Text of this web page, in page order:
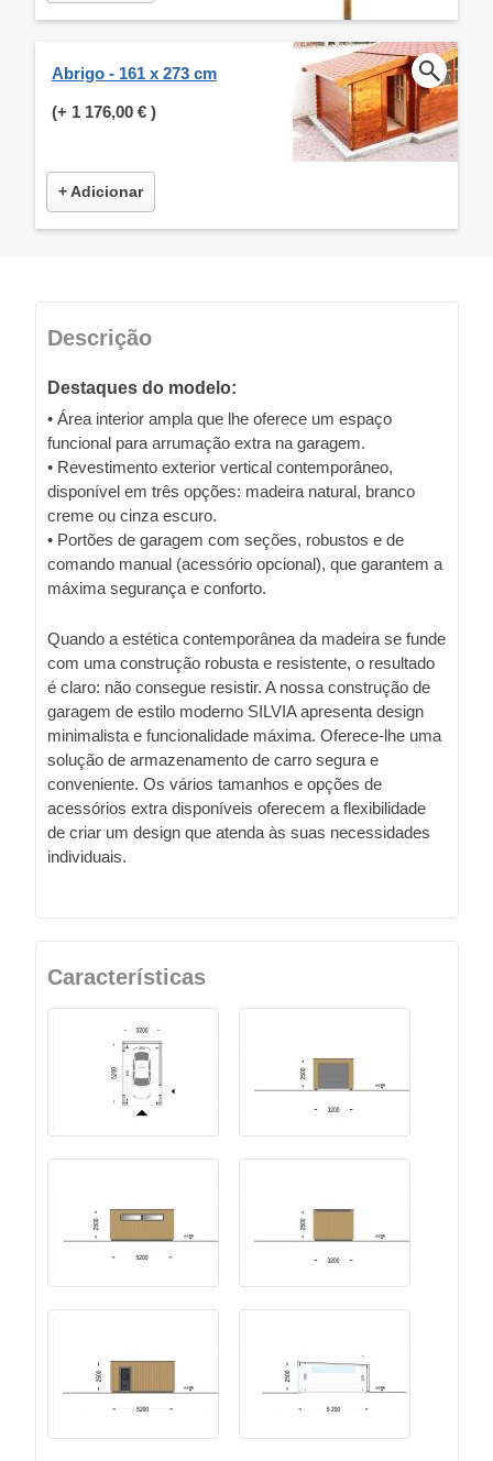
Abrigo - 161 x 273 cm
(+ 1 176,00 € )
+ Adicionar
Descrição
Destaques do modelo:
• Área interior ampla que lhe oferece um espaço
funcional para arrumação extra na garagem.
• Revestimento exterior vertical contemporâneo,
disponível em três opções: madeira natural, branco
creme ou cinza escuro.
• Portões de garagem com seções, robustos e de
comando manual (acessório opcional), que garantem a
máxima segurança e conforto.
Quando a estética contemporânea da madeira se funde
com uma construção robusta e resistente, o resultado
é claro: não consegue resistir. A nossa construção de
garagem de estilo moderno SILVIA apresenta design
minimalista e funcionalidade máxima. Oferece-lhe uma
solução de armazenamento de carro segura e
conveniente. Os vários tamanhos e opções de
acessórios extra disponíveis oferecem a flexibilidade
de criar um design que atenda às suas necessidades
individuais.
Características